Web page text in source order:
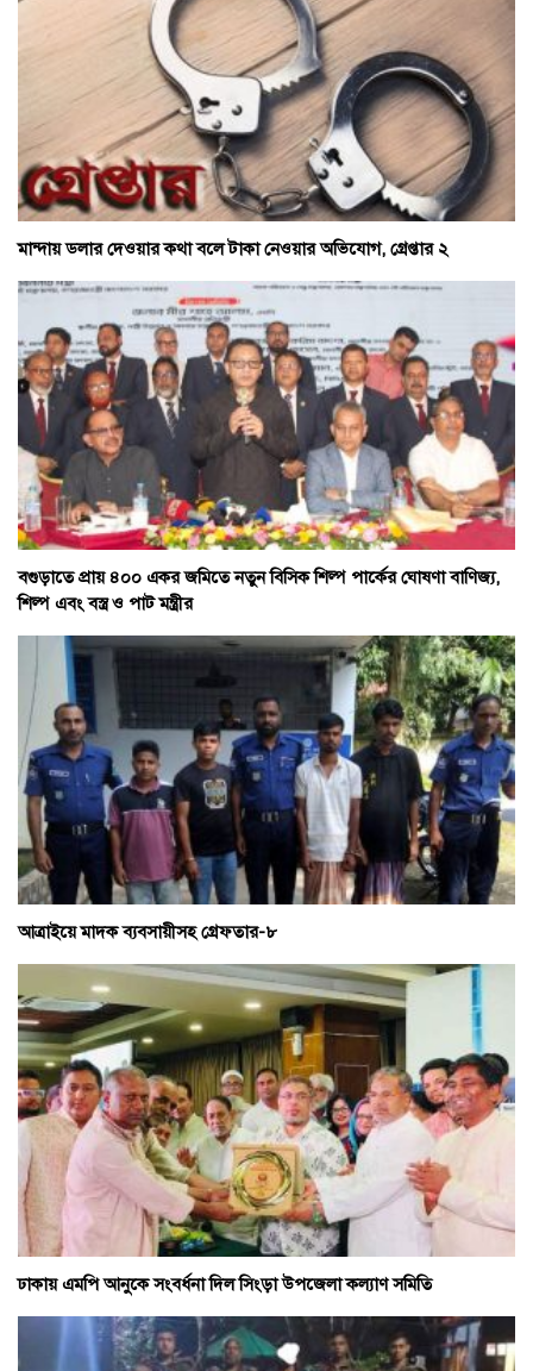
মান্দায় ডলার দেওয়ার কথা বলে টাকা নেওয়ার অভিযোগ, গ্রেপ্তার ২
বগুড়াতে প্রায় ৪০০ একর জমিতে নতুন বিসিক শিল্প পার্কের ঘোষণা বাণিজ্য,
শিল্প এবং বস্ত্র ও পাট মন্ত্রীর
আত্রাইয়ে মাদক ব্যবসায়ীসহ গ্রেফতার-৮
ঢাকায় এমপি আনুকে সংবর্ধনা দিল সিংড়া উপজেলা কল্যাণ সমিতি